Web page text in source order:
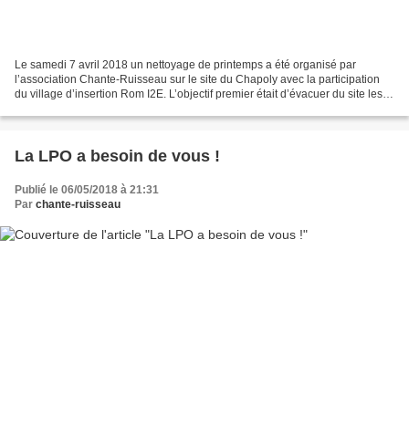
Le samedi 7 avril 2018 un nettoyage de printemps a été organisé par
l’association Chante-Ruisseau sur le site du Chapoly avec la participation
du village d’insertion Rom I2E. L’objectif premier était d’évacuer du site les
La LPO a besoin de vous !
Publié le 06/05/2018 à 21:31
Par chante-ruisseau